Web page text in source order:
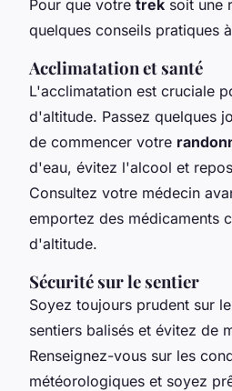
Pour que votre trek soit une
quelques conseils pratiques
Acclimatation et santé
L'acclimatation est cruciale
d'altitude. Passez quelques
de commencer votre
d'eau, évitez l'alcool et
Consultez votre médecin
emportez des médicaments
d'altitude.
Sécurité sur le sentier
Soyez toujours prudent sur le
sentiers balisés et évitez de
Renseignez-vous sur les
météorologiques et soyez